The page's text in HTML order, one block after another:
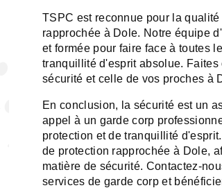
TSPC est reconnue pour la
rapprochée à Dole. Notre équipe
et formée pour faire face à toutes
tranquillité d'esprit absolue.
sécurité et celle de vos proches à
En conclusion, la sécurité est un
appel à un garde corp
protection et de tranquillité
de protection rapprochée à Dole,
matière de sécurité. Contactez-
services de garde corp et